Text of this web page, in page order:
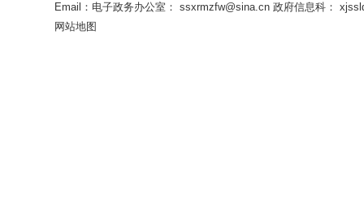
Email：电子政务办公室： ssxrmzfw@sina.cn 政府信息科：
网站地图